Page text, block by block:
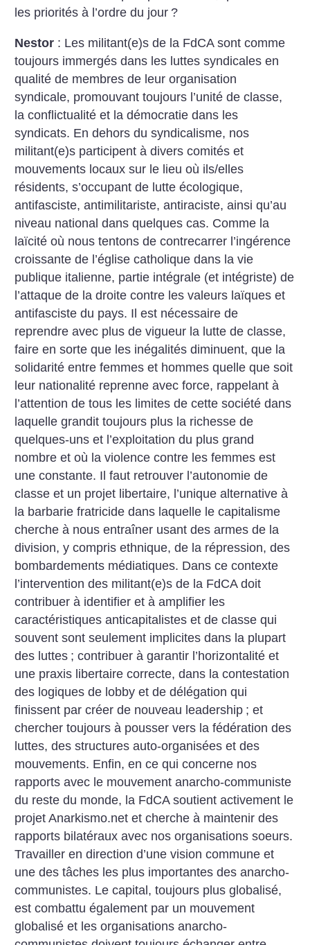
les priorités à l’ordre du jour ?
Nestor : Les militant(e)s de la FdCA sont comme
toujours immergés dans les luttes syndicales en
qualité de membres de leur organisation
syndicale, promouvant toujours l’unité de classe,
la conflictualité et la démocratie dans les
syndicats. En dehors du syndicalisme, nos
militant(e)s participent à divers comités et
mouvements locaux sur le lieu où ils/elles
résidents, s’occupant de lutte écologique,
antifasciste, antimilitariste, antiraciste, ainsi qu’au
niveau national dans quelques cas. Comme la
laïcité où nous tentons de contrecarrer l’ingérence
croissante de l’église catholique dans la vie
publique italienne, partie intégrale (et intégriste) de
l’attaque de la droite contre les valeurs laïques et
antifasciste du pays. Il est nécessaire de
reprendre avec plus de vigueur la lutte de classe,
faire en sorte que les inégalités diminuent, que la
solidarité entre femmes et hommes quelle que soit
leur nationalité reprenne avec force, rappelant à
l’attention de tous les limites de cette société dans
laquelle grandit toujours plus la richesse de
quelques-uns et l’exploitation du plus grand
nombre et où la violence contre les femmes est
une constante. Il faut retrouver l’autonomie de
classe et un projet libertaire, l’unique alternative à
la barbarie fratricide dans laquelle le capitalisme
cherche à nous entraîner usant des armes de la
division, y compris ethnique, de la répression, des
bombardements médiatiques. Dans ce contexte
l’intervention des militant(e)s de la FdCA doit
contribuer à identifier et à amplifier les
caractéristiques anticapitalistes et de classe qui
souvent sont seulement implicites dans la plupart
des luttes ; contribuer à garantir l’horizontalité et
une praxis libertaire correcte, dans la contestation
des logiques de lobby et de délégation qui
finissent par créer de nouveau leadership ; et
chercher toujours à pousser vers la fédération des
luttes, des structures auto-organisées et des
mouvements. Enfin, en ce qui concerne nos
rapports avec le mouvement anarcho-communiste
du reste du monde, la FdCA soutient activement le
projet Anarkismo.net et cherche à maintenir des
rapports bilatéraux avec nos organisations soeurs.
Travailler en direction d’une vision commune et
une des tâches les plus importantes des anarcho-
communistes. Le capital, toujours plus globalisé,
est combattu également par un mouvement
globalisé et les organisations anarcho-